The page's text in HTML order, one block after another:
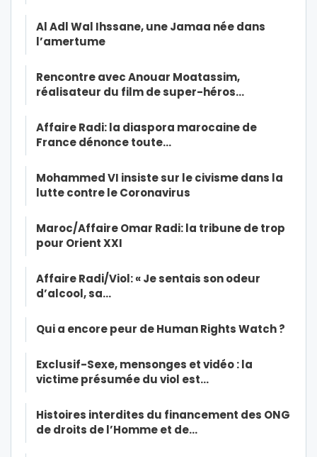
Al Adl Wal Ihssane, une Jamaa née dans
l’amertume
Rencontre avec Anouar Moatassim,
réalisateur du film de super-héros…
Affaire Radi: la diaspora marocaine de
France dénonce toute…
Mohammed VI insiste sur le civisme dans la
lutte contre le Coronavirus
Maroc/Affaire Omar Radi: la tribune de trop
pour Orient XXI
Affaire Radi/Viol: « Je sentais son odeur
d’alcool, sa…
Qui a encore peur de Human Rights Watch ?
Exclusif-Sexe, mensonges et vidéo : la
victime présumée du viol est…
Histoires interdites du financement des ONG
de droits de l’Homme et de…